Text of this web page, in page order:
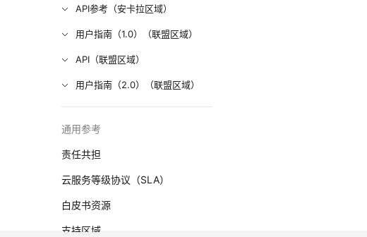
API参考（安卡拉区域）
用户指南（1.0）（联盟区域）
API（联盟区域）
用户指南（2.0）（联盟区域）
通用参考
责任共担
云服务等级协议（SLA）
白皮书资源
支持区域